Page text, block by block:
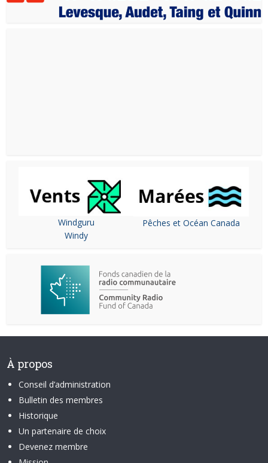
Windguru
Windy
Pêches et Océan Canada
À propos
Conseil d’administration
Bulletin des membres
Historique
Un partenaire de choix
Devenez membre